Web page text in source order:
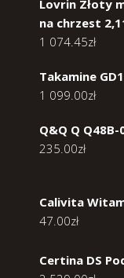
Lovrin Złoty
na chrzest
1 074.45zł
Takamine
1 099.00zł
Q&Q Q Q48B-
235.00zł
Calivita
47.00zł
Certina DS